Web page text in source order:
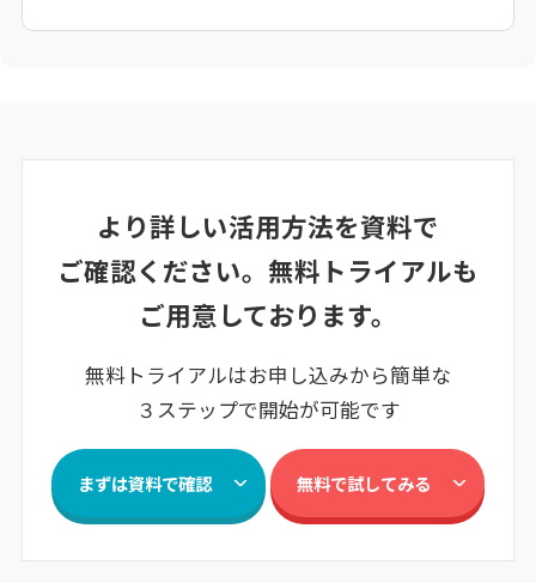
より詳しい活用方法を資料で
ご確認ください。無料トライアルも
ご用意しております。
無料トライアルはお申し込みから簡単な
３ステップで開始が可能です
まずは資料で確認 無料で試してみる